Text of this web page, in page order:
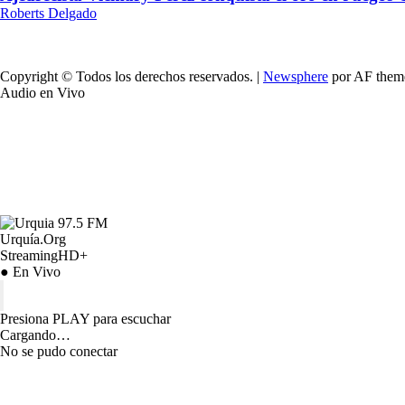
Roberts Delgado
Copyright © Todos los derechos reservados. | Newsphere por AF
Audio en Vivo
Urquía.Org
StreamingHD+
● En Vivo
Presiona PLAY para escuchar
Cargando…
No se pudo conectar